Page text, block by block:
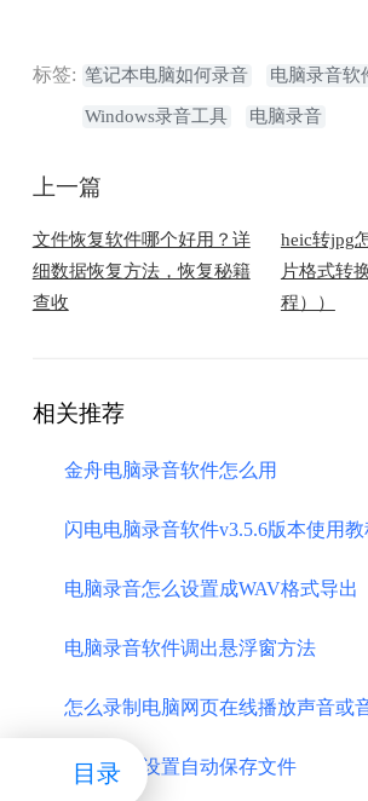
目录
标签: 笔记本电脑如何录音 电脑录音软
Windows录音工具 电脑录音
上一篇
文件恢复软件哪个好用？详
细数据恢复方法，恢复秘籍
查收
heic转jpg
片格式转
程））
相关推荐
金舟电脑录音软件怎么用
闪电电脑录音软件v3.5.6版本使用教
电脑录音怎么设置成WAV格式导出
电脑录音软件调出悬浮窗方法
怎么录制电脑网页在线播放声音或
电脑录音设置自动保存文件